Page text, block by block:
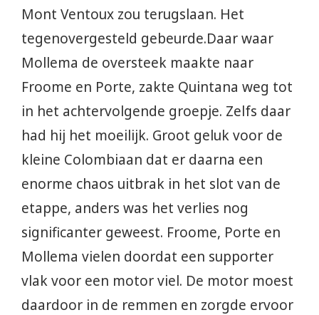
Mont Ventoux zou terugslaan. Het
tegenovergesteld gebeurde.Daar waar
Mollema de oversteek maakte naar
Froome en Porte, zakte Quintana weg tot
in het achtervolgende groepje. Zelfs daar
had hij het moeilijk. Groot geluk voor de
kleine Colombiaan dat er daarna een
enorme chaos uitbrak in het slot van de
etappe, anders was het verlies nog
significanter geweest. Froome, Porte en
Mollema vielen doordat een supporter
vlak voor een motor viel. De motor moest
daardoor in de remmen en zorgde ervoor